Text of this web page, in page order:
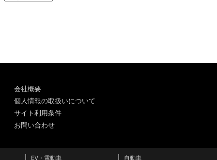
会社概要
個人情報の取扱いについて
サイト利用条件
お問い合わせ
EV・電動車 自動車